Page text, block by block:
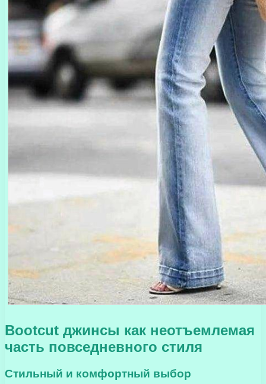
Bootcut джинсы как неотъемлемая
часть повседневного стиля
Стильный и комфортный выбор